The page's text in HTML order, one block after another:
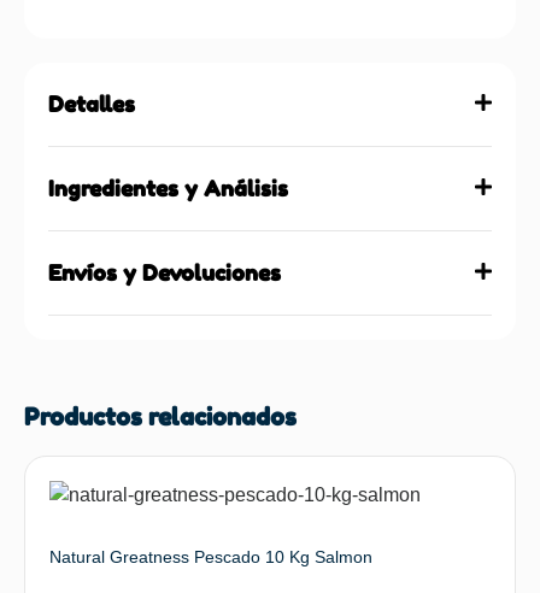
Detalles
Ingredientes y Análisis
Envíos y Devoluciones
Productos relacionados
Natural Greatness Pescado 10 Kg Salmon